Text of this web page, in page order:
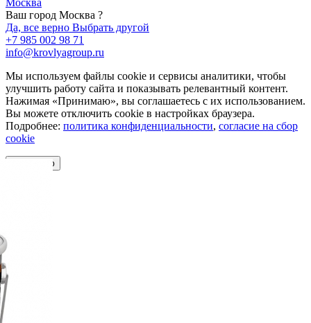
Ваш город Москва ?
Да, все верно Выбрать другой
+7 985 002 98 71
info@krovlyagroup.ru
Мы используем файлы cookie и сервисы аналитики, чтобы
улучшить работу сайта и показывать релевантный контент.
Нажимая «Принимаю», вы соглашаетесь с их использованием.
Вы можете отключить cookie в настройках браузера.
Подробнее: политика конфиденциальности, согласие на сбор
cookie
Принимаю